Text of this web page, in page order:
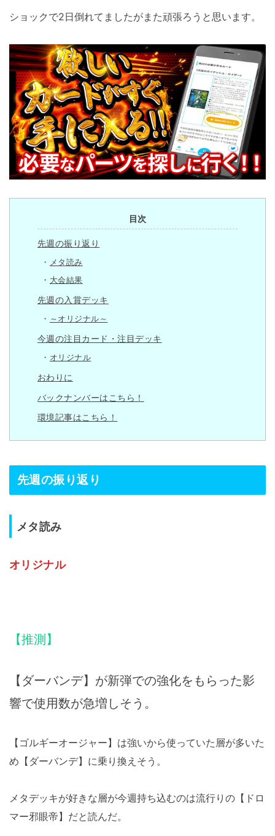
ショックで2日倒れてましたがまた頑張ろうと思います。
目次
先週の振り返り
メタ読み
大会結果
先週の入賞デッキ
～オリジナル～
今週の注目カード・注目デッキ
オリジナル
おわりに
バックナンバーはこちら！
環境記事はこちら！
先週の振り返り
メタ読み
オリジナル
【推測】
【ダーバンデ】が新弾での強化をもらった影
響で使用数が急増しそう。
【ゴルギーオージャー】は強いから使っていた層が多いた
め【ダーバンデ】に乗り換えそう。
メタデッキが好きな層が今週持ち込むのは流行りの【ドロ
マー邪眼帝】だと読んだ。